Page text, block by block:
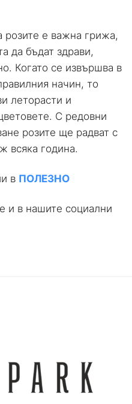
розите е важна грижа,
да бъдат здрави,
Когато се извършва в
начин, то
леторасти и
С редовни
розите ще радват с
всяка година.
в ПОЛЕЗНО
и в нашите социални